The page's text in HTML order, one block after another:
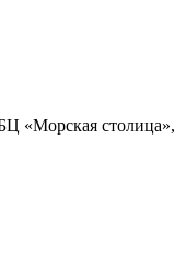
«Морская столица»,